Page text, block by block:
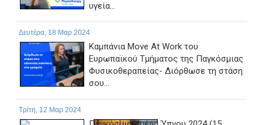
υγεία...
Δευτέρα, 18 Μαρ 2024
Καμπάνια Move At Work του
Ευρωπαϊκού Τμήματος της Παγκόσμιας
Φυσικοθεραπείας- Διόρθωσε τη στάση
σου...
Τρίτη, 12 Μαρ 2024